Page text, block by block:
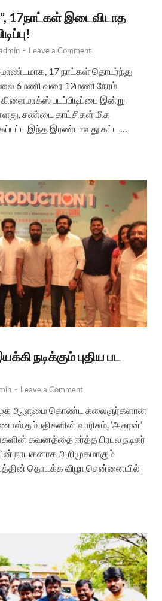
17நாட்கள் இடைவிடாத
- Leave a Comment
17 நாட்கள் தொடர்ந்து
6மணி வரை 12மணி நேரம்
படப்பிடிப்பை இன்று
சண்டை காட்சிகள் மிக
இந்த இரண்டாவது கட்ட …
நடிக்கும் புதிய பட
- Leave a Comment
ஆளுமை கொண்ட கலைஞர்களான
தம்பதிகளின் வாரிசும், ‘அசுரன்’
கவனத்தை ஈர்த்த பிரபல நடிகர்
நாயகனாக அறிமுகமாகும்
தொடக்க விழா சென்னையில்